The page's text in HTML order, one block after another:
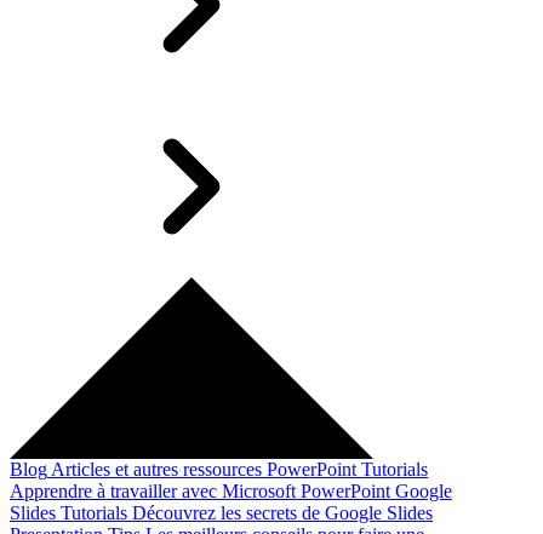
Blog Articles et autres ressources PowerPoint Tutorials
Apprendre à travailler avec Microsoft PowerPoint Google
Slides Tutorials Découvrez les secrets de Google Slides